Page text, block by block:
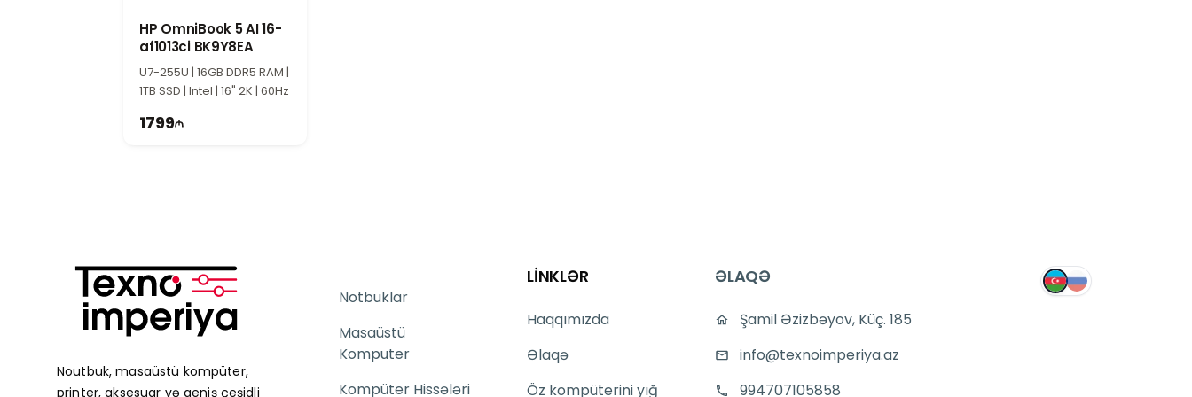
HP OmniBook 5 AI 16-
af1013ci BK9Y8EA
U7-255U | 16GB DDR5 RAM |
1TB SSD | Intel | 16" 2K | 60Hz
1799
Noutbuk, masaüstü kompüter,
printer, aksesuar və geniş çeşidli
Notbuklar
Masaüstü
Komputer
Kompüter Hissələri
LİNKLƏR
Haqqımızda
Əlaqə
Öz kompüterini yığ
ƏLAQƏ
Şamil Əzizbəyov, Küç. 185
info@texnoimperiya.az
994707105858